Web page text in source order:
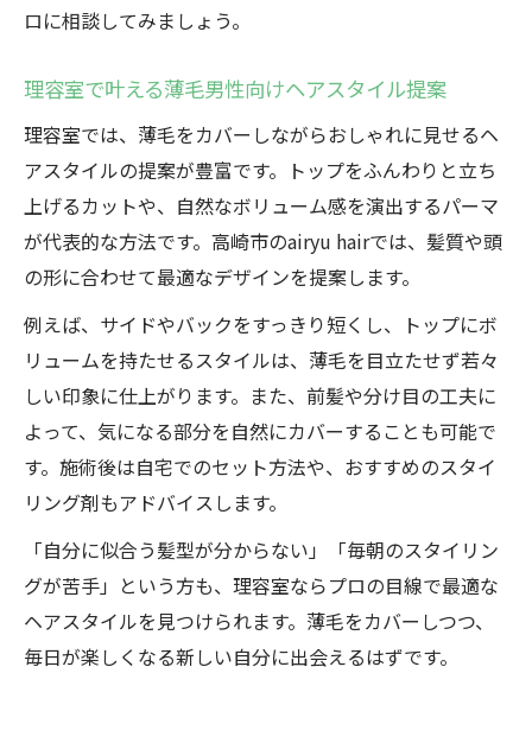
ロに相談してみましょう。
理容室で叶える薄毛男性向けヘアスタイル提案
理容室では、薄毛をカバーしながらおしゃれに見せるヘ
アスタイルの提案が豊富です。トップをふんわりと立ち
上げるカットや、自然なボリューム感を演出するパーマ
が代表的な方法です。高崎市のairyu hairでは、髪質や頭
の形に合わせて最適なデザインを提案します。
例えば、サイドやバックをすっきり短くし、トップにボ
リュームを持たせるスタイルは、薄毛を目立たせず若々
しい印象に仕上がります。また、前髪や分け目の工夫に
よって、気になる部分を自然にカバーすることも可能で
す。施術後は自宅でのセット方法や、おすすめのスタイ
リング剤もアドバイスします。
「自分に似合う髪型が分からない」「毎朝のスタイリン
グが苦手」という方も、理容室ならプロの目線で最適な
ヘアスタイルを見つけられます。薄毛をカバーしつつ、
毎日が楽しくなる新しい自分に出会えるはずです。